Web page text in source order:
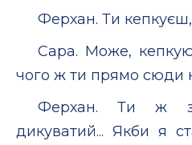
Ферхан. Ти кепкуєш,
Capa. Може,
чого ж ти прямо сюди
Ферхан. Ти ж
дикуватий... Якби я